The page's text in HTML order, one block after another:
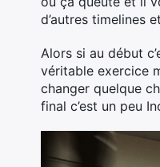
d’autres timelines
Alors si au début
véritable exercice
changer quelque
final c’est un peu